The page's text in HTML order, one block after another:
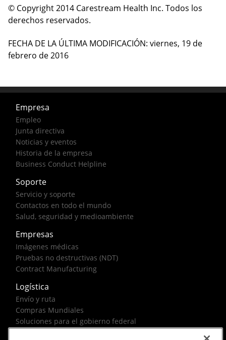
© Copyright 2014 Carestream Health Inc. Todos los
derechos reservados.
FECHA DE LA ÚLTIMA MODIFICACIÓN: viernes, 19 de
febrero de 2016
Empresa
Empleo
Junta directiva
Noticias y eventos
Historia de la empresa
Business Conduct Helpline
Soporte
Servicio y soporte
Contactos en todo el mundo
Salud, seguridad y medioambiente
Empresas
Imágenes médicas
Pruebas no destructivas (NDT)
Contract Manufacturing
Logística
Envío y ruta
Compras Mundiales
Soluciones para el gobierno federal